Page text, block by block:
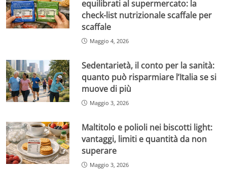
equilibrati al supermercato: la
check-list nutrizionale scaffale per
scaffale
Maggio 4, 2026
Sedentarietà, il conto per la sanità:
quanto può risparmiare l’Italia se si
muove di più
Maggio 3, 2026
Maltitolo e polioli nei biscotti light:
vantaggi, limiti e quantità da non
superare
Maggio 3, 2026